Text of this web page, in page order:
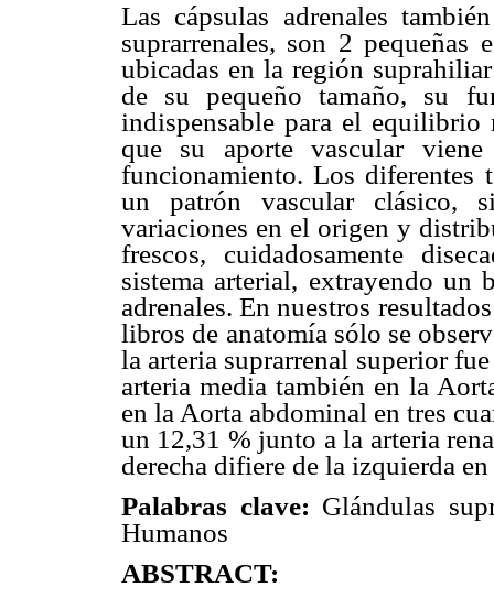
Las cápsulas adrenales
suprarrenales, son 2 pequeñas
ubicadas en la región
de su pequeño tamaño, su
indispensable para el
que su aporte vascular
funcionamiento. Los diferentes
un patrón vascular clásico,
variaciones en el origen y
frescos, cuidadosamente
sistema arterial, extrayendo un
adrenales. En nuestros
libros de anatomía sólo se
la arteria suprarrenal superior
arteria media también en la
en la Aorta abdominal en tres
un 12,31 % junto a la arteria
derecha difiere de la izquierda
Palabras clave: Glándulas
Humanos
ABSTRACT: